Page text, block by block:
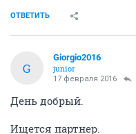
ОТВЕТИТЬ
G
Giorgio2016
junior
17 февраля 2016
День добрый.
Ищется партнер.